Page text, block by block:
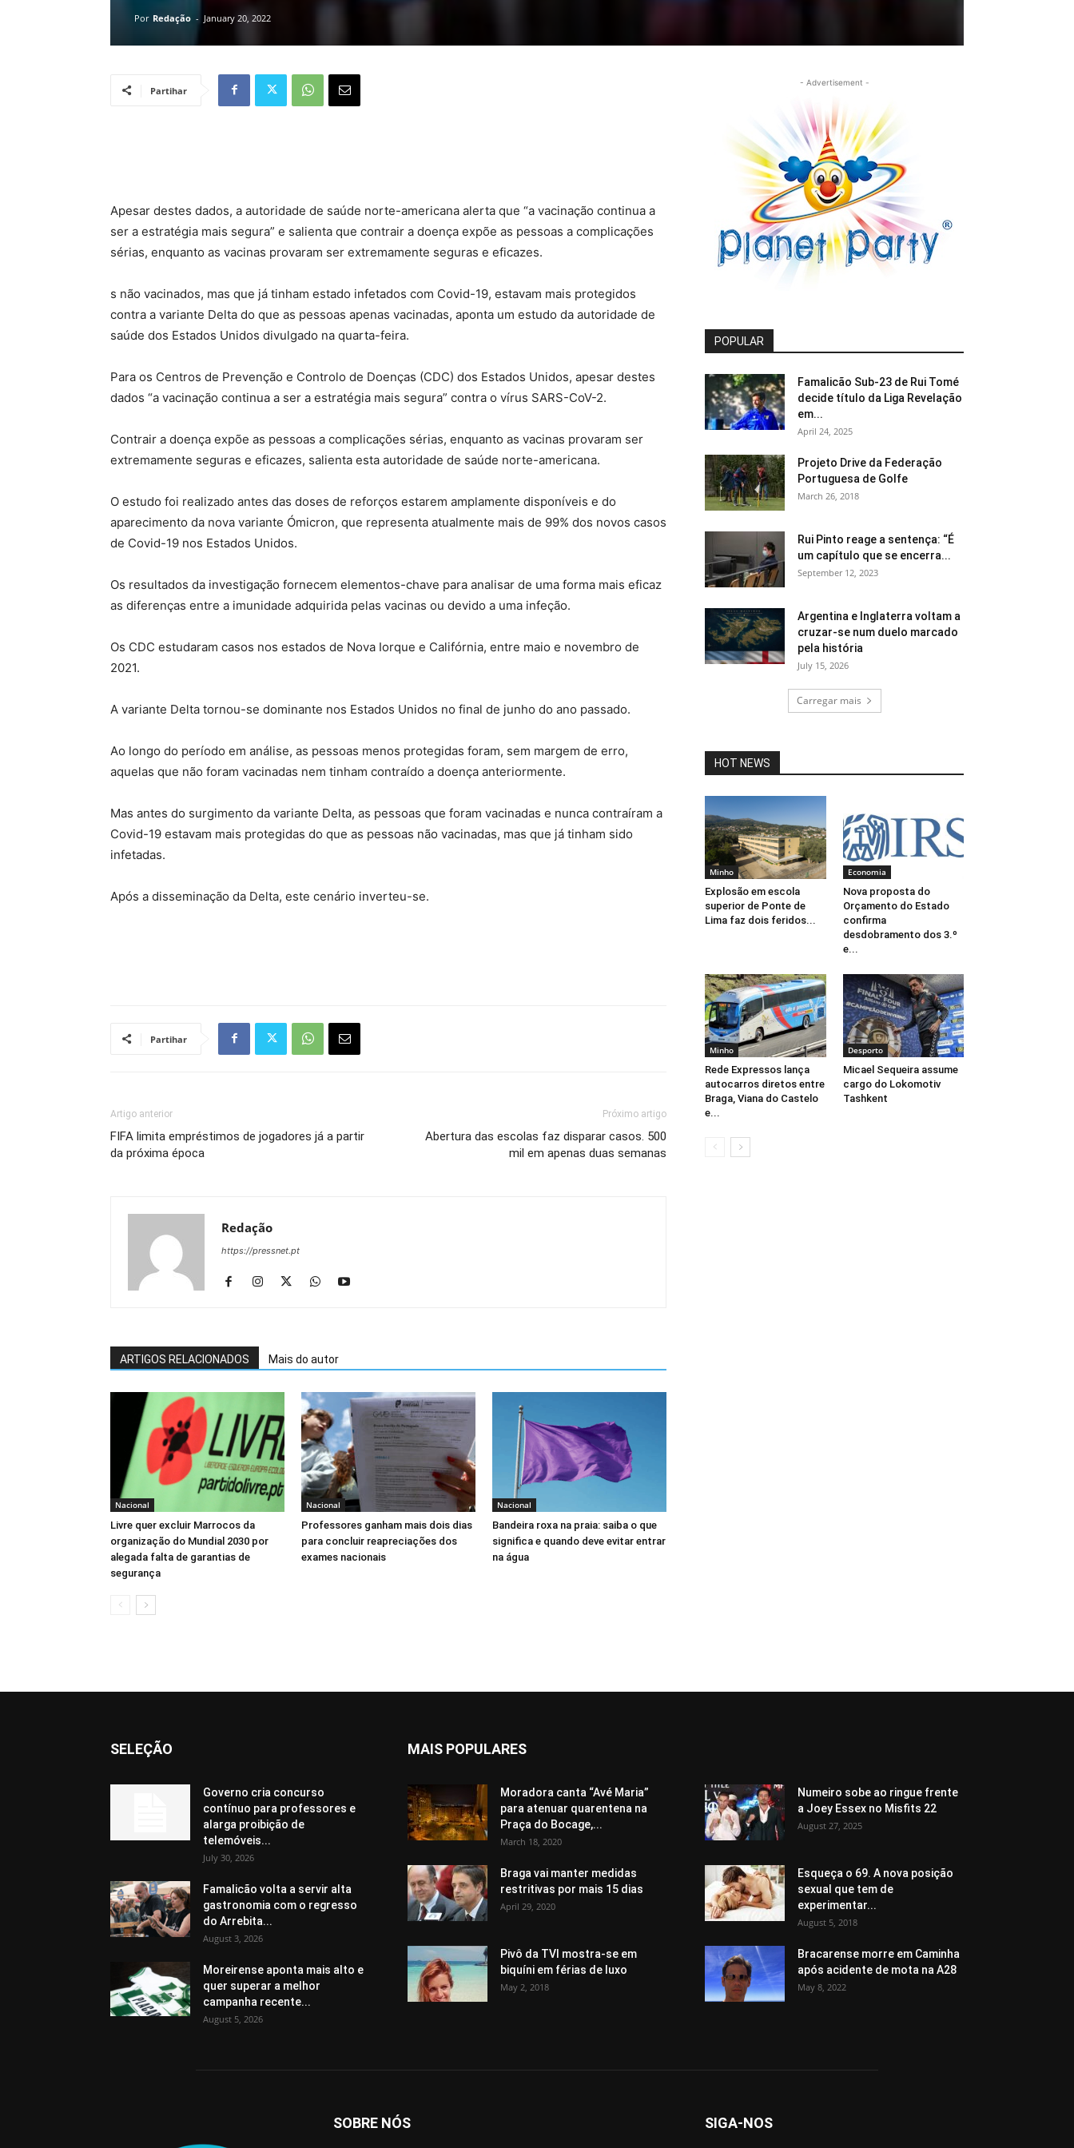
Por Redação - January 20, 2022
Partihar
Apesar destes dados, a autoridade de saúde norte-americana alerta que “a vacinação continua a
ser a estratégia mais segura” e salienta que contrair a doença expõe as pessoas a complicações
sérias, enquanto as vacinas provaram ser extremamente seguras e eficazes.
s não vacinados, mas que já tinham estado infetados com Covid-19, estavam mais protegidos
contra a variante Delta do que as pessoas apenas vacinadas, aponta um estudo da autoridade de
saúde dos Estados Unidos divulgado na quarta-feira.
Para os Centros de Prevenção e Controlo de Doenças (CDC) dos Estados Unidos, apesar destes
dados “a vacinação continua a ser a estratégia mais segura” contra o vírus SARS-CoV-2.
Contrair a doença expõe as pessoas a complicações sérias, enquanto as vacinas provaram ser
extremamente seguras e eficazes, salienta esta autoridade de saúde norte-americana.
O estudo foi realizado antes das doses de reforços estarem amplamente disponíveis e do
aparecimento da nova variante Ómicron, que representa atualmente mais de 99% dos novos casos
de Covid-19 nos Estados Unidos.
Os resultados da investigação fornecem elementos-chave para analisar de uma forma mais eficaz
as diferenças entre a imunidade adquirida pelas vacinas ou devido a uma infeção.
Os CDC estudaram casos nos estados de Nova Iorque e Califórnia, entre maio e novembro de
2021.
A variante Delta tornou-se dominante nos Estados Unidos no final de junho do ano passado.
Ao longo do período em análise, as pessoas menos protegidas foram, sem margem de erro,
aquelas que não foram vacinadas nem tinham contraído a doença anteriormente.
Mas antes do surgimento da variante Delta, as pessoas que foram vacinadas e nunca contraíram a
Covid-19 estavam mais protegidas do que as pessoas não vacinadas, mas que já tinham sido
infetadas.
Após a disseminação da Delta, este cenário inverteu-se.
Partihar
Artigo anterior
FIFA limita empréstimos de jogadores já a partir
da próxima época
Próximo artigo
Abertura das escolas faz disparar casos. 500
mil em apenas duas semanas
Redação
https://pressnet.pt
ARTIGOS RELACIONADOS Mais do autor
Nacional
Livre quer excluir Marrocos da
organização do Mundial 2030 por
alegada falta de garantias de
segurança
Nacional
Professores ganham mais dois dias
para concluir reapreciações dos
exames nacionais
Nacional
Bandeira roxa na praia: saiba o que
significa e quando deve evitar entrar
na água
- Advertisement -
POPULAR
Famalicão Sub-23 de Rui Tomé
decide título da Liga Revelação
em...
April 24, 2025
Projeto Drive da Federação
Portuguesa de Golfe
March 26, 2018
Rui Pinto reage a sentença: “É
um capítulo que se encerra...
September 12, 2023
Argentina e Inglaterra voltam a
cruzar-se num duelo marcado
pela história
July 15, 2026
Carregar mais
HOT NEWS
Minho
Explosão em escola
superior de Ponte de
Lima faz dois feridos...
Economia
Nova proposta do
Orçamento do Estado
confirma
desdobramento dos 3.º
e...
Minho
Rede Expressos lança
autocarros diretos entre
Braga, Viana do Castelo
e...
Desporto
Micael Sequeira assume
cargo do Lokomotiv
Tashkent
SELEÇÃO
Governo cria concurso
contínuo para professores e
alarga proibição de
telemóveis...
July 30, 2026
Famalicão volta a servir alta
gastronomia com o regresso
do Arrebita...
August 3, 2026
Moreirense aponta mais alto e
quer superar a melhor
campanha recente...
August 5, 2026
MAIS POPULARES
Moradora canta “Avé Maria”
para atenuar quarentena na
Praça do Bocage,...
March 18, 2020
Numeiro sobe ao ringue frente
a Joey Essex no Misfits 22
August 27, 2025
Braga vai manter medidas
restritivas por mais 15 dias
April 29, 2020
Esqueça o 69. A nova posição
sexual que tem de
experimentar...
August 5, 2018
Pivô da TVI mostra-se em
biquíni em férias de luxo
May 2, 2018
Bracarense morre em Caminha
após acidente de mota na A28
May 8, 2022
SOBRE NÓS SIGA-NOS